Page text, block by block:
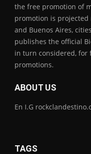
the free promotion of
promotion is projected
and Buenos Aires,
publishes the official
in turn considered, for
promotions.
ABOUT US
En I.G
TAGS